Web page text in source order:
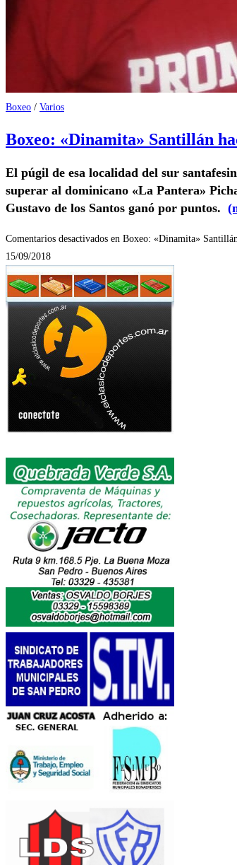
Boxeo / Varios
Boxeo: «Dinamita» Santillán
El púgil de esa localidad del sur
superar al dominicano «La Pantera»
Gustavo de los Santos ganó por puntos.
Comentarios desactivados en Boxeo: «Dinamita»
15/09/2018